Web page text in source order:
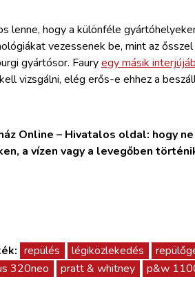
lenne, hogy a különféle
vezessenek be, mint az
gyártósor. Fauryegy másik
vizsgálni, elég erős-e ehhez a
Online – Hivatalos oldal: hogy
a vízen vagy a levegőben
repülés légiközlekedés
320neo
pratt & whitney p&w